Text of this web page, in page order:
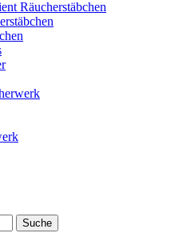
Räucherstäbchen
Suche